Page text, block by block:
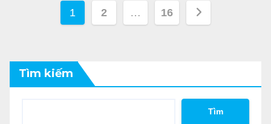
Phân
bài
viết
1 2 … 16
Tìm kiếm
Tìm